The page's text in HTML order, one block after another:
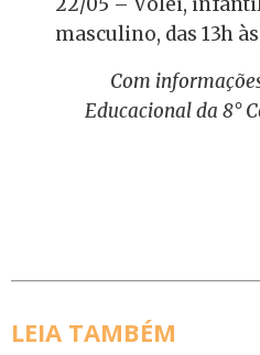
masculino, das 13h
Com
Educacional da 8°
LEIA TAMBÉM